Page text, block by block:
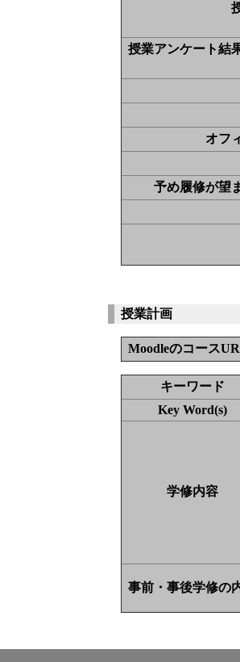
授業アンケート結
オフ
予め履修が望
授業計画
Moodleのコース
キーワード
Key Word(s)
学修内容
事前・事後学修の